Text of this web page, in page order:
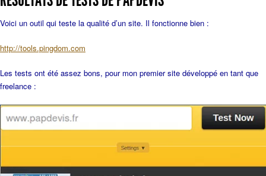
Voici un outil qui teste la qualité d’un site. Il fonctionne bien :
http://tools.pingdom.com
Les tests ont été assez bons, pour mon premier site développé en tant que
freelance :